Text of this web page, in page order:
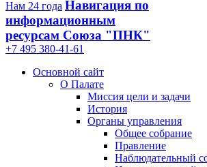
Нам 24 года Навигация по
информационным
ресурсам Союза "ПНК"
+7 495 380‑41‑61
Основной сайт
О Палате
Миссия цели и задачи
История
Органы управления
Общее собрание
Правление
Наблюдательный